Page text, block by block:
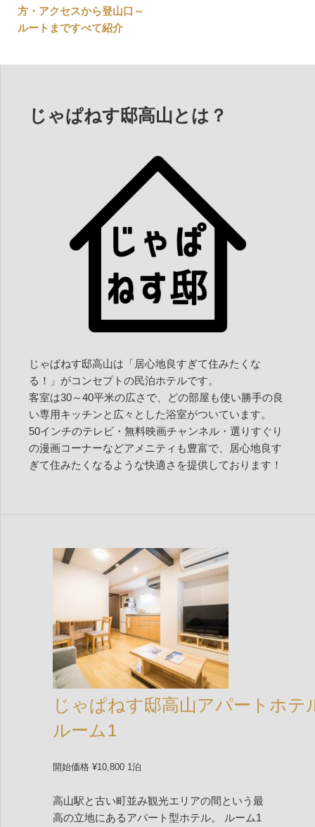
稿
ナ
ー
方・アクセスから登山口～
ルートまですべて紹介
じゃぱねす邸高山とは？
じゃぱねす邸高山は「居心地良すぎて住みたくな
る！」がコンセプトの民泊ホテルです。
客室は30～40平米の広さで、どの部屋も使い勝手の良
い専用キッチンと広々とした浴室がついています。
50インチのテレビ・無料映画チャンネル・選りすぐり
の漫画コーナーなどアメニティも豊富で、居心地良す
ぎて住みたくなるような快適さを提供しております！
じゃぱねす邸高山アパートホテ
ルーム1
開始価格 ¥10,800 1泊
高山駅と古い町並み観光エリアの間という最
高の立地にあるアパート型ホテル。 ルーム1